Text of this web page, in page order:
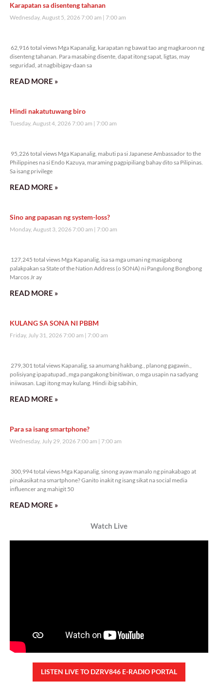
Karapatan sa disenteng tahanan
Wednesday, August 5, 2026 7:00 am 7:00 am
62,916 total views Mga Kapanalig, karapatan ng bawat tao ang magkaroon ng
disenteng tahanan. Para masabing disente, dapat itong sapat, ligtas, may
seguridad, at nagbibigay-daan sa
READ MORE »
Hindi nakatutuwang biro
Tuesday, August 4, 2026 7:00 am 7:00 am
95,226 total views Mga Kapanalig, mabuti pa si Japanese Ambassador to the
Philippines na si Endo Kazuya, maraming pagpipiliang bahay dito sa Pilipinas.
Sa isang privilege
READ MORE »
Sino ang papasan ng system-loss?
Monday, August 3, 2026 7:00 am 7:00 am
127,245 total views Mga Kapanalig, isa sa mga umani ng masigabong
palakpakan sa State of the Nation Address (o SONA) ni Pangulong Bongbong
Marcos Jr ay
READ MORE »
KULANG SA SONA NI PBBM
Friday, July 31, 2026 7:00 am 7:00 am
279,301 total views Kapanalig, sa anumang hakbang., planong gagawin.,
polisiyang ipapatupad.,mga pangakong binitiwan, o mga usapin na sadyang
iniiwasan. Lagi itong may kulang. Hindi ibig sabihin,
READ MORE »
Para sa isang smartphone?
Wednesday, July 29, 2026 7:00 am 7:00 am
300,994 total views Mga Kapanalig, sinong ayaw manalo ng pinakabago at
pinakasikat na smartphone? Ganito inakit ng isang sikat na social media
influencer ang mahigit 50
READ MORE »
Watch Live
LISTEN LIVE TO DZRV846 E-RADIO PORTAL